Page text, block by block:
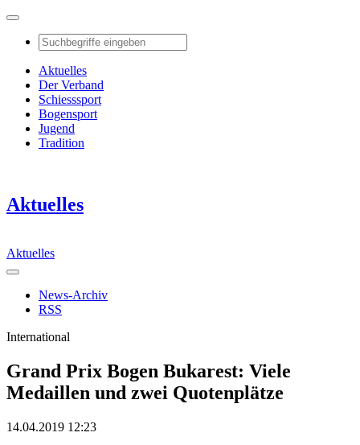
Aktuelles
Der Verband
Schiesssport
Bogensport
Jugend
Tradition
Aktuelles
Aktuelles
News-Archiv
RSS
International
Grand Prix Bogen Bukarest: Viele
Medaillen und zwei Quotenplätze
14.04.2019 12:23